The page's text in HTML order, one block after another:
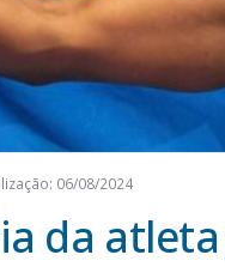
06/08/2024
da